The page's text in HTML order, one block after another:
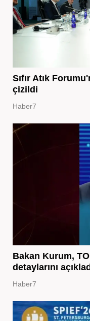
Sıfır Atık
çizildi
Haber7
Bakan Kurum,
detaylarını
Haber7